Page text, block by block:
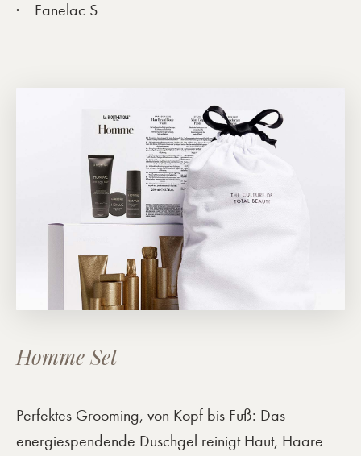
Fanelac S
Homme Set
Perfektes Grooming, von Kopf bis Fuß: Das
energiespendende Duschgel reinigt Haut, Haare